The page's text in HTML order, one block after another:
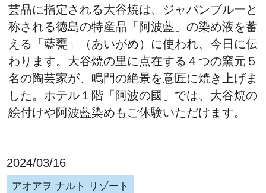
芸品に指定される大谷焼は、ジャパンブルーと
称される徳島の特産品「阿波藍」の染め液を蓄
える「藍甕」（あいがめ）に使われ、今日に伝
わります。大谷焼の里に点在する４つの窯元５
名の陶芸家が、鳴門の絶景を意匠に焼き上げま
した。ホテル１階「阿波の國」では、大谷焼の
絵付けや阿波藍染めもご体験いただけます。
2024/03/16
アオアヲ ナルト リゾート